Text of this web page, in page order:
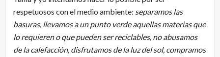
respetuosos con el medio ambiente: separamos las
basuras, llevamos a un punto verde aquellas materias que
lo requieren o que pueden ser reciclables, no abusamos
de la calefacción, disfrutamos de la luz del sol, compramos